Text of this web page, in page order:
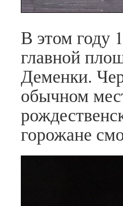
В этом году
главной
Деменки.
обычном
горожане